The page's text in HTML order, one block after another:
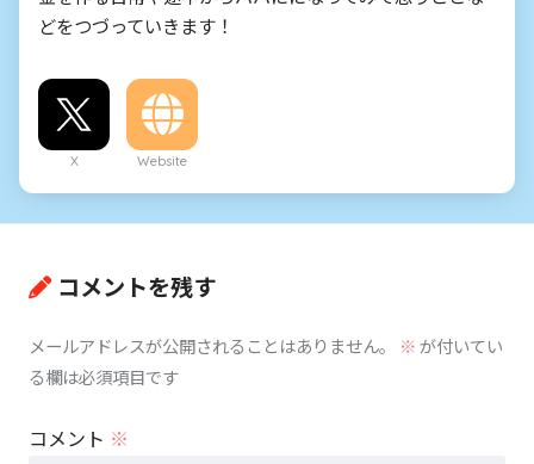
どをつづっていきます！
X Website
コメントを残す
メールアドレスが公開されることはありません。 ※が付いてい
る欄は必須項目です
コメント ※